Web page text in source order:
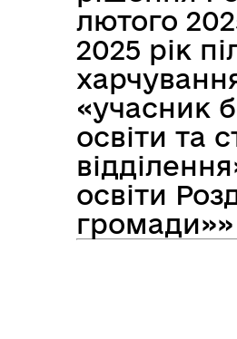
Засідання
комітету
лютого
2025 рік
«учасник
освіти та
освіти
громади»»